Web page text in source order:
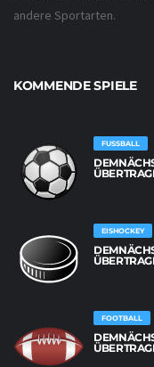
andere Sportarten.
KOMMENDE SPIELE
FUSSBALL
EISHOCKEY
FOOTBALL